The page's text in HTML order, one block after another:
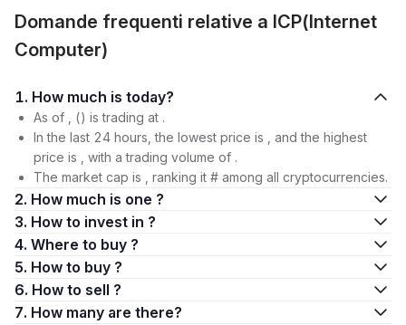
Domande frequenti relative a ICP(Internet
Computer)
1. How much is today?
As of , () is trading at .
In the last 24 hours, the lowest price is , and the highest
price is , with a trading volume of .
The market cap is , ranking it # among all cryptocurrencies.
2. How much is one ?
3. How to invest in ?
4. Where to buy ?
5. How to buy ?
6. How to sell ?
7. How many are there?